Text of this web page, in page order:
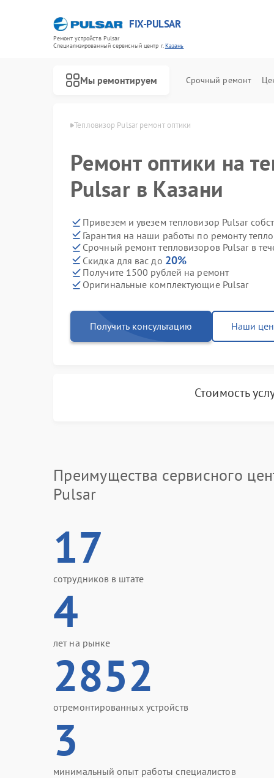
FIX-PULSAR
Ремонт устройств Pulsar
Специализированный cервисный центр г.Казань
Мы ремонтируем Срочный ремонт
Pulsar в Казани Тепловизор Pulsar ремонт оптики
Ремонт оптики на
Pulsar в Казани
Привезем и увезем тепловизор Pulsar
Гарантия на наши работы по ремонту
Срочный ремонт тепловизоров Pulsar в
Скидка для вас до 20%
Получите 1500 рублей на ремонт
Оригинальные комплектующие Pulsar
Получить консультацию Наши
Стоимость
Преимущества сервисного
Pulsar
17
сотрудников в штате
4
лет на рынке
2852
отремонтированных устройств
3
минимальный опыт работы специалистов